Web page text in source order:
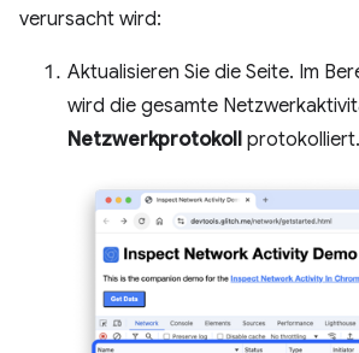
verursacht wird:
Aktualisieren Sie die Seite. Im
wird die gesamte
Netzwerkprotokoll protokolliert.